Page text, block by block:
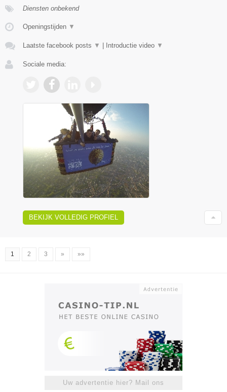
Diensten onbekend
Openingstijden ▼
Laatste facebook posts ▼ Introductie video ▼
Sociale media:
BEKIJK VOLLEDIG PROFIEL
1 2 3 » »»
Uw advertentie hier? Mail ons